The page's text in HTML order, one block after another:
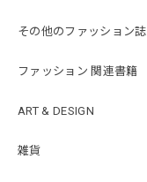
その他のファッション誌
ファッション 関連書籍
ART & DESIGN
雑貨